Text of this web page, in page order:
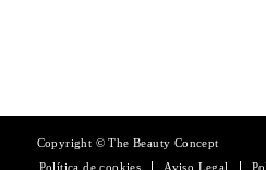
Copyright © The Beauty Concept
Política de cookies
Aviso Legal